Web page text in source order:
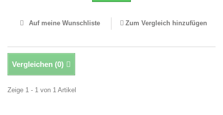
Auf meine Wunschliste Zum Vergleich hinzufügen
Vergleichen (0)
Zeige 1 - 1 von 1 Artikel